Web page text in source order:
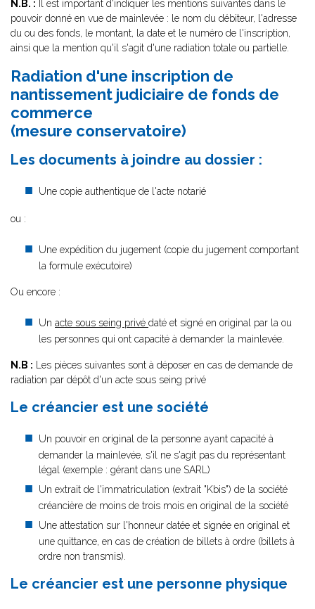
N.B. : Il est important d'indiquer les mentions suivantes dans le
pouvoir donné en vue de mainlevée : le nom du débiteur, l'adresse
du ou des fonds, le montant, la date et le numéro de l'inscription,
ainsi que la mention qu'il s'agit d'une radiation totale ou partielle.
Radiation d'une inscription de
nantissement judiciaire de fonds de
commerce
(mesure conservatoire)
Les documents à joindre au dossier :
Une copie authentique de l'acte notarié
ou :
Une expédition du jugement (copie du jugement comportant
la formule exécutoire)
Ou encore :
Un acte sous seing privé daté et signé en original par la ou
les personnes qui ont capacité à demander la mainlevée.
N.B : Les pièces suivantes sont à déposer en cas de demande de
radiation par dépôt d'un acte sous seing privé
Le créancier est une société
Un pouvoir en original de la personne ayant capacité à
demander la mainlevée, s'il ne s'agit pas du représentant
légal (exemple : gérant dans une SARL)
Un extrait de l'immatriculation (extrait "Kbis") de la société
créancière de moins de trois mois en original de la société
Une attestation sur l'honneur datée et signée en original et
une quittance, en cas de création de billets à ordre (billets à
ordre non transmis).
Le créancier est une personne physique